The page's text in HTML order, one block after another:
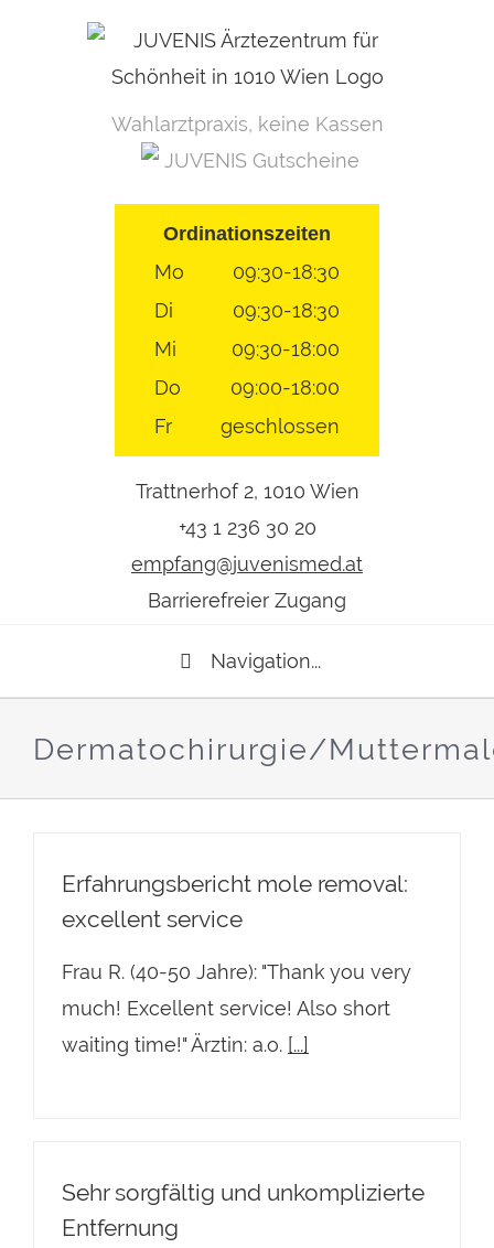
Ordinationszeiten
Mo
09:30-18:30
Di
09:30-18:30
Mi
09:30-18:00
Do
09:00-18:00
Fr
geschlossen
Trattnerhof 2, 1010 Wien
+43 1 236 30 20
empfang@juvenismed.at
Barrierefreier Zugang
Wahlarztpraxis, keine Kassen
JUVENIS Gutscheine
Navigation...
Dermatochirurgie/
Erfahrungsbericht mole removal:
excellent service
Frau R. (40-50 Jahre): "Thank you very
much! Excellent service! Also short
waiting time!" Ärztin: a.o. [...]
Sehr sorgfältig und unkomplizierte
Entfernung